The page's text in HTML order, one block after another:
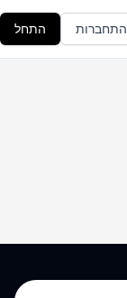
התחברות התחל